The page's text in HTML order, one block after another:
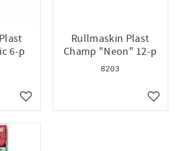
6-p
Lägg till i favoriter
Rullmaskin Plast
Champ "Neon" 12-p
8203
Lägg